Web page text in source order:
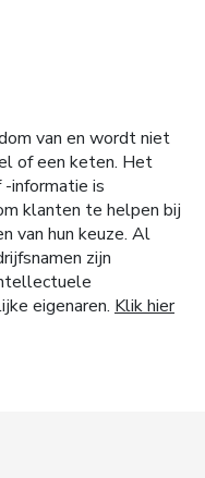
van en wordt niet
of een keten. Het
informatie is
klanten te helpen bij
van hun keuze. Al
zijn
eigenaren. Klik hier